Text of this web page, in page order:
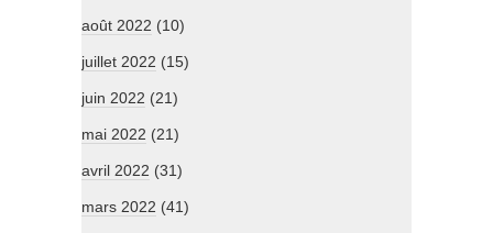
août 2022 (10)
juillet 2022 (15)
juin 2022 (21)
mai 2022 (21)
avril 2022 (31)
mars 2022 (41)